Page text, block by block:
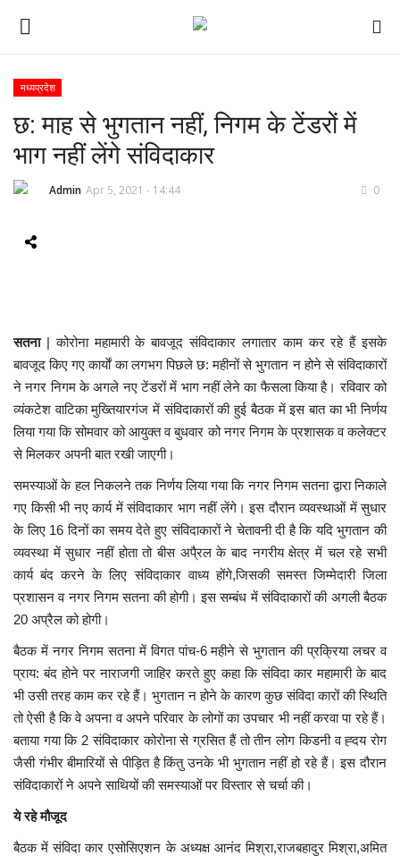
ई-पेपर
होम
देश
दुनिया
मध्यप्रदेश
छत्तीसगढ़
मनोरंजन
लाइफस्टाइल
खेल
ब्रेकिंग न्यूज़
व्यापार
टेक न्यूज़
मध्यप्रदेश
छ: माह से भुगतान नहीं, निगम के टेंडरों में
भाग नहीं लेंगे संविदाकार
Admin Apr 5, 2021 - 14:44 0
सतना | कोरोना महामारी के बावजूद संविदाकार लगातार काम कर रहे हैं इसके
बावजूद किए गए कार्याें का लगभग पिछले छ: महीनों से भुगतान न होने से संविदाकारों
ने नगर निगम के अगले नए टेंडरों में भाग नहीं लेने का फैसला किया है। रविवार को
व्यंकटेश वाटिका मुख्तियारगंज में संविदाकारों की हुई बैठक में इस बात का भी निर्णय
लिया गया कि सोमवार को आयुक्त व बुधवार को नगर निगम के प्रशासक व कलेक्टर
से मिलकर अपनी बात रखी जाएगी।
समस्याओं के हल निकलने तक निर्णय लिया गया कि नगर निगम सतना द्वारा निकाले
गए किसी भी नए कार्य में संविदाकार भाग नहीं लेंगे। इस दौरान व्यवस्थाओं में सुधार
के लिए 16 दिनों का समय देते हुए संविदाकारों ने चेतावनी दी है कि यदि भुगतान की
व्यवस्था में सुधार नहीं होता तो बीस अपै्रल के बाद नगरीय क्षेत्र में चल रहे सभी
कार्य बंद करने के लिए संविदाकार वाध्य होंगे,जिसकी समस्त जिम्मेदारी जिला
प्रशासन व नगर निगम सतना की होगी। इस सम्बंध में संविदाकारों की अगली बैठक
20 अप्रैल को होगी।
बैठक में नगर निगम सतना में विगत पांच-6 महीने से भुगतान की प्रक्रिया लचर व
प्राय: बंद होने पर नाराजगी जाहिर करते हुए कहा कि संविदा कार महामारी के बाद
भी उसी तरह काम कर रहे हैं। भुगतान न होने के कारण कुछ संविदा कारों की स्थिति
तो ऐसी है कि वे अपना व अपने परिवार के लोगों का उपचार भी नहीं करवा पा रहे हैं।
बताया गया कि 2 संविदाकार कोरोना से ग्रसित हैं तो तीन लोग किडनी व ह्दय रोग
जैसी गंभीर बीमारियों से पीड़ित है किंतु उनके भी भुगतान नहीं हो रहे हैं। इस दौरान
संविदाकारों ने अपने साथियों की समस्याओं पर विस्तार से चर्चा की।
ये रहे मौजूद
बैठक में संविदा कार एसोसिएशन के अध्यक्ष आनंद मिश्रा,राजबहादुर मिश्रा,अमित